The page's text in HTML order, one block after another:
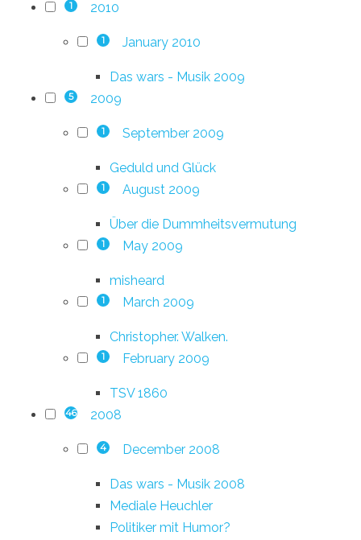
1 2010
1 January 2010
Das wars - Musik 2009
5 2009
1 September 2009
Geduld und Glück
1 August 2009
Über die Dummheitsvermutung
1 May 2009
misheard
1 March 2009
Christopher. Walken.
1 February 2009
TSV 1860
46 2008
4 December 2008
Das wars - Musik 2008
Mediale Heuchler
Politiker mit Humor?